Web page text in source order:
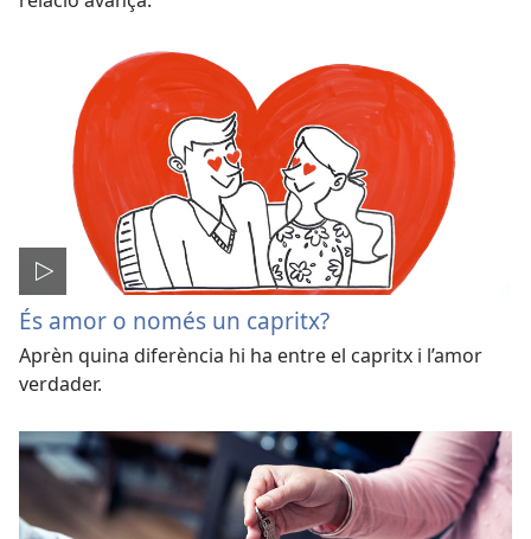
És amor o només un capritx?
Aprèn quina diferència hi ha entre el capritx i l’amor
verdader.